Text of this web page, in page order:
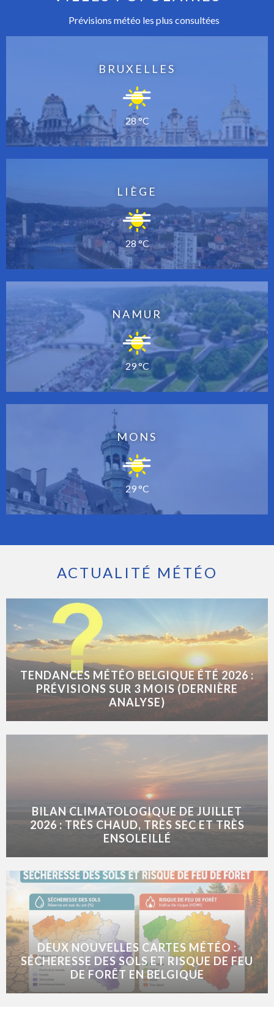
Prévisions météo les plus consultées
BRUXELLES
28 °C
LIÈGE
28 °C
NAMUR
29 °C
MONS
29 °C
ACTUALITÉ MÉTÉO
TENDANCES MÉTÉO BELGIQUE ÉTÉ 2026 :
PRÉVISIONS SUR 3 MOIS (DERNIÈRE
ANALYSE)
BILAN CLIMATOLOGIQUE DE JUILLET
2026 : TRÈS CHAUD, TRÈS SEC ET TRÈS
ENSOLEILLÉ
DEUX NOUVELLES CARTES MÉTÉO :
SÉCHERESSE DES SOLS ET RISQUE DE FEU
DE FORÊT EN BELGIQUE